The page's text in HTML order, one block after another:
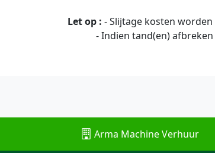
Let op : - Slijtage kosten
- Indien tand(en) afbreken
Arma Machine Verhuur